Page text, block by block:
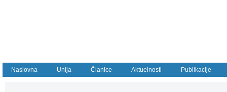
Naslovna Unija Članice Aktuelnosti Publikacije